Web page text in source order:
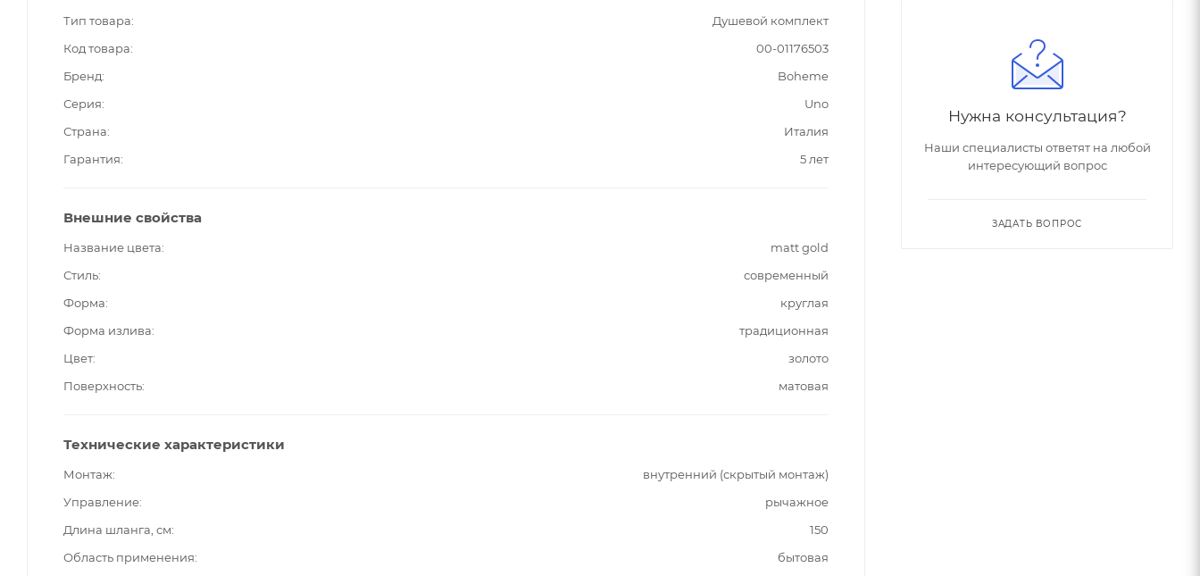
Тип товара
Душевой комплект
Код товара
00-01176503
Бренд
Boheme
Серия
Uno
Страна
Италия
Гарантия
5 лет
Внешние свойства
Название цвета
matt gold
Стиль
современный
Форма
круглая
Форма излива
традиционная
Цвет
золото
Поверхность
матовая
Технические характеристики
Монтаж
внутренний (скрытый монтаж)
Управление
рычажное
Длина шланга, см
150
Область применения
бытовая
Нужна консультация?
Наши специалисты ответят на любой
интересующий вопрос
ЗАДАТЬ ВОПРОС